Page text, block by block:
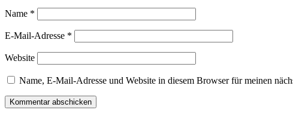
Name *
E-Mail-Adresse *
Website
Name, E-Mail-Adresse und Website in diesem Browser für meinen